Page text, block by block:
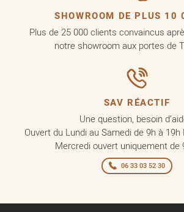
SHOWROOM DE PLUS 10
Plus de 25 000 clients convaincus
notre showroom aux portes de
SAV RÉACTIF
Une question, besoin
Ouvert du Lundi au Samedi de 9h à 19h
Mercredi ouvert uniquement de
06 33 03 52 30